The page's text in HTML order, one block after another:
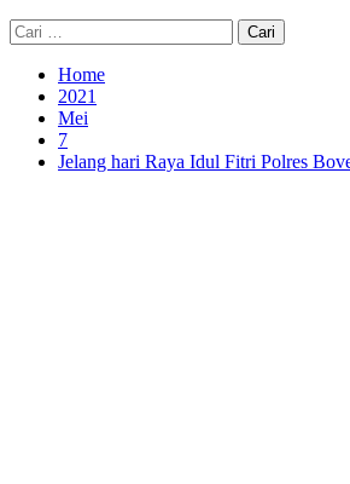
Cari
untuk:
Home
2021
Mei
7
Jelang hari Raya Idul Fitri Polres